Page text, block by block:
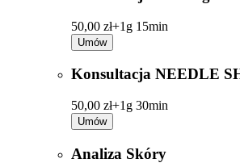
50,00 zł+1g 15min
Umów
Konsultacja NEEDLE
50,00 zł+1g 30min
Umów
Analiza Skóry